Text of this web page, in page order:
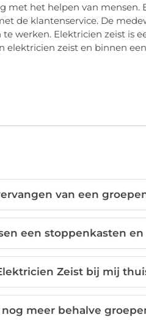
met het helpen van mensen.
de klantenservice. De
werken. Elektricien zeist is
elektricien zeist en binnen
van een
een stoppenkasten
Zeist bij mij
meer behalve